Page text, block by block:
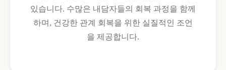
있습니다. 수많은 내담자들의 회복 과정을 함께
하며, 건강한 관계 회복을 위한 실질적인 조언
을 제공합니다.